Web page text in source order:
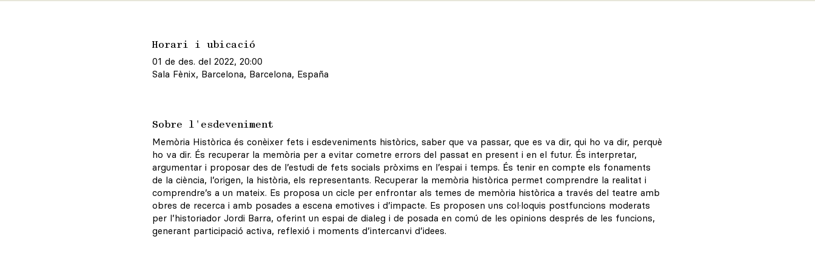
Horari i ubicació
01 de des. del 2022, 20:00
Sala Fènix, Barcelona, Barcelona, España
Sobre l'esdeveniment
Memòria Històrica és conèixer fets i esdeveniments històrics, saber que va passar, que es va dir, qui ho va dir, perquè
ho va dir. És recuperar la memòria per a evitar cometre errors del passat en present i en el futur. És interpretar,
argumentar i proposar des de l’estudi de fets socials pròxims en l’espai i temps. És tenir en compte els fonaments
de la ciència, l’origen, la història, els representants. Recuperar la memòria històrica permet comprendre la realitat i
comprendre’s a un mateix. Es proposa un cicle per enfrontar als temes de memòria històrica a través del teatre amb
obres de recerca i amb posades a escena emotives i d’impacte. Es proposen uns col·loquis postfuncions moderats
per l’historiador Jordi Barra, oferint un espai de dialeg i de posada en comú de les opinions després de les funcions,
generant participació activa, reflexió i moments d’intercanvi d’idees.